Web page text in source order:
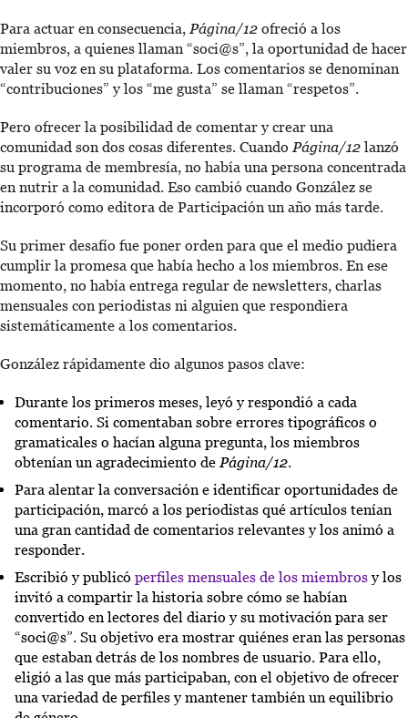
Para actuar en consecuencia, Página/12 ofreció a los
miembros, a quienes llaman “soci@s”, la oportunidad de hacer
valer su voz en su plataforma. Los comentarios se denominan
“contribuciones” y los “me gusta” se llaman “respetos”.
Pero ofrecer la posibilidad de comentar y crear una
comunidad son dos cosas diferentes. Cuando Página/12 lanzó
su programa de membresía, no había una persona concentrada
en nutrir a la comunidad. Eso cambió cuando González se
incorporó como editora de Participación un año más tarde.
Su primer desafío fue poner orden para que el medio pudiera
cumplir la promesa que había hecho a los miembros. En ese
momento, no había entrega regular de newsletters, charlas
mensuales con periodistas ni alguien que respondiera
sistemáticamente a los comentarios.
González rápidamente dio algunos pasos clave:
Durante los primeros meses, leyó y respondió a cada
comentario. Si comentaban sobre errores tipográficos o
gramaticales o hacían alguna pregunta, los miembros
obtenían un agradecimiento de Página/12.
Para alentar la conversación e identificar oportunidades de
participación, marcó a los periodistas qué artículos tenían
una gran cantidad de comentarios relevantes y los animó a
responder.
Escribió y publicó perfiles mensuales de los miembrosy los
invitó a compartir la historia sobre cómo se habían
convertido en lectores del diario y su motivación para ser
“soci@s”. Su objetivo era mostrar quiénes eran las personas
que estaban detrás de los nombres de usuario. Para ello,
eligió a las que más participaban, con el objetivo de ofrecer
una variedad de perfiles y mantener también un equilibrio